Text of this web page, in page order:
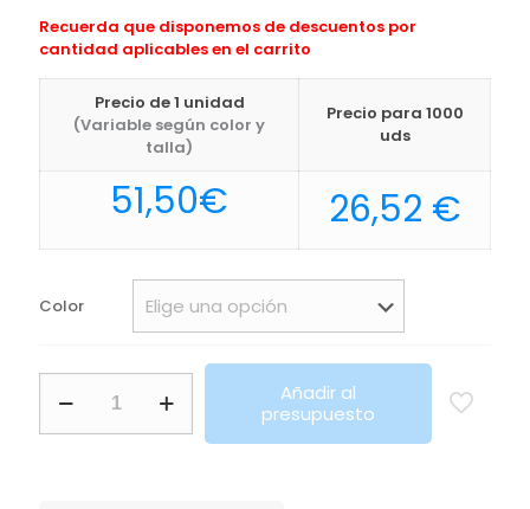
Recuerda que disponemos de descuentos por
cantidad aplicables en el carrito
Precio de 1 unidad
(Variable según color y
talla)
Precio para 1000
uds
51,50€ 26,52 €
Color
Loire
Makito
Añadir al
presupuesto